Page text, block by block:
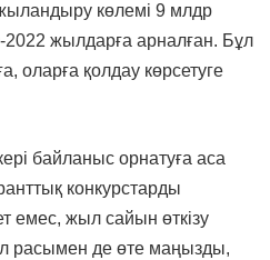
көлемі 9 млдр
жылдарға арналған. Бұл
оларға қолдау көрсетуге
байланыс орнатуға аса
конкурстарды
емес, жыл сайын өткізу
расымен де өте маңызды,